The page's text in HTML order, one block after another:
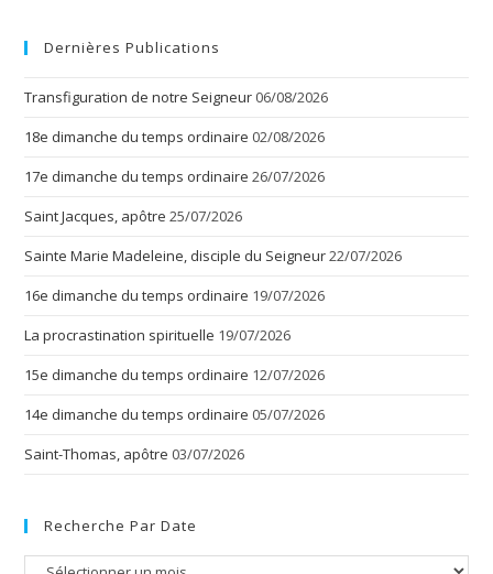
Dernières Publications
Transfiguration de notre Seigneur 06/08/2026
18e dimanche du temps ordinaire 02/08/2026
17e dimanche du temps ordinaire 26/07/2026
Saint Jacques, apôtre 25/07/2026
Sainte Marie Madeleine, disciple du Seigneur22/07/2026
16e dimanche du temps ordinaire 19/07/2026
La procrastination spirituelle 19/07/2026
15e dimanche du temps ordinaire 12/07/2026
14e dimanche du temps ordinaire 05/07/2026
Saint-Thomas, apôtre 03/07/2026
Recherche Par Date
Recherche